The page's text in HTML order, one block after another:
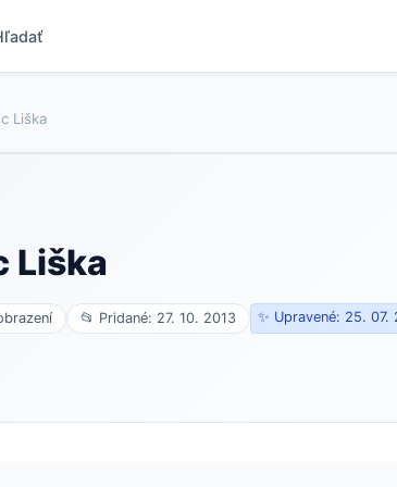
Liška
Liška
📂 Pridané: 27. 10. 2013 ✨ Upravené: 25. 07.